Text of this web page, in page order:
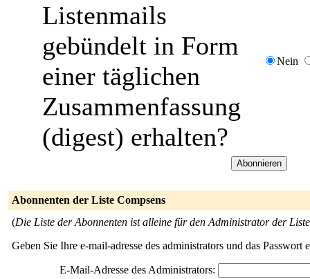
Listenmails
gebündelt in Form
einer täglichen
Zusammenfassung
(digest) erhalten?
Nein
Abonnenten der Liste Compsens
(Die Liste der Abonnenten ist alleine für den Administrator der
Geben Sie Ihre e-mail-adresse des administrators und das
E-Mail-Adresse des Administrators: